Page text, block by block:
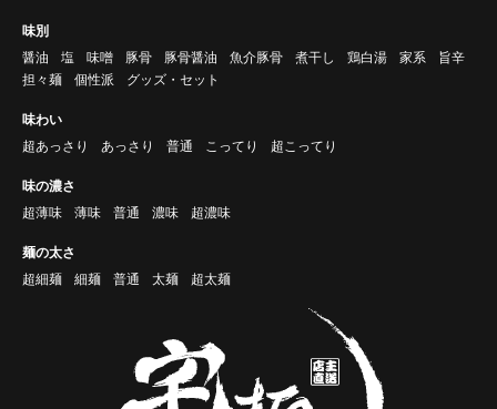
味別
醤油
塩 味噌 豚骨 豚骨醤油 魚介豚骨 煮干し 鶏白湯 家系
旨辛
担々麺
個性派 グッズ・セット
味わい
超あっさり
あっさり 普通 こってり 超こってり
味の濃さ
超薄味
薄味 普通 濃味 超濃味
麺の太さ
超細麺
細麺 普通 太麺 超太麺